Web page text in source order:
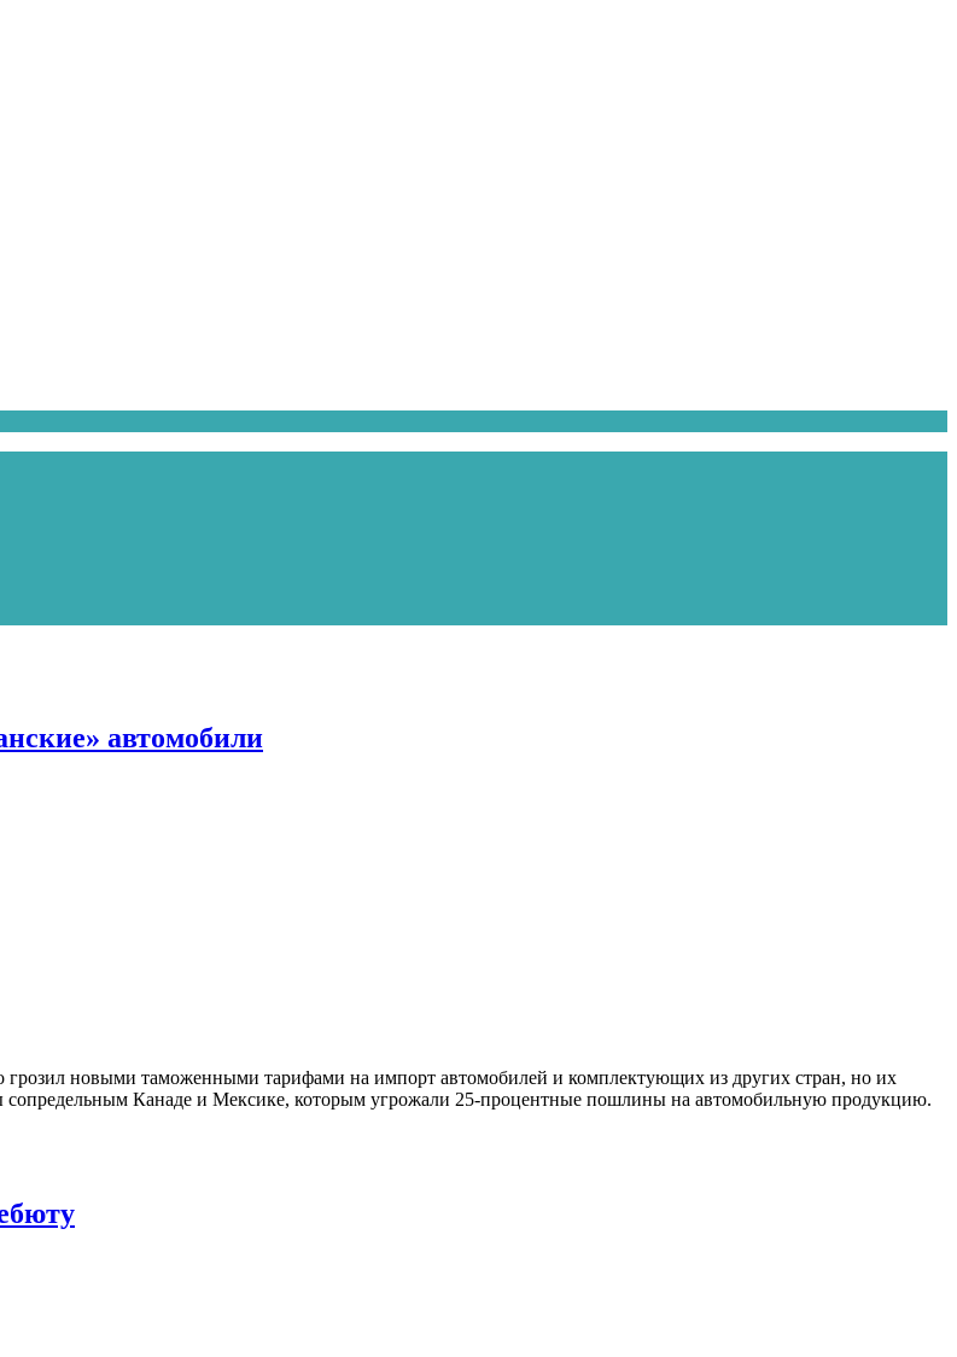
автомобили
новыми таможенными тарифами на импорт автомобилей и комплектующих из других стран, но их
Канаде и Мексике, которым угрожали 25-процентные пошлины на автомобильную продукцию.